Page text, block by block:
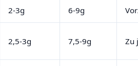
2-3g 6-9g
2,5-3g 7,5-9g Zu